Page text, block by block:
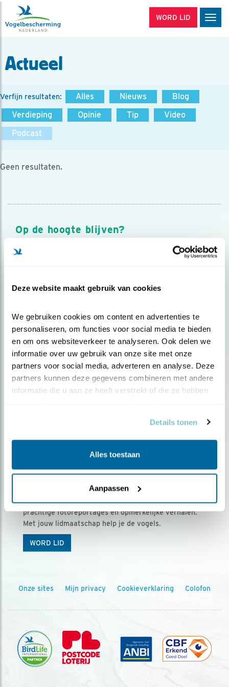
Deze website maakt gebruik van cookies
We gebruiken cookies om content en advertenties te
personaliseren, om functies voor social media te bieden
en om ons websiteverkeer te analyseren. Ook delen we
informatie over uw gebruik van onze site met onze
partners voor social media, adverteren en analyse. Deze
partners kunnen deze gegevens combineren met andere
informatie die u aan ze heeft verstrekt of die ze hebben
Details tonen
Alles toestaan
Aanpassen
WORD LID
Actueel
Verfijn resultaten: Alles Nieuws
Blog
Verdieping
Opinie Tip
Video
Podcast
Geen resultaten.
Op de hoogte blijven?
Meld je aan en ontvang nieuws, inspiratie, acties en tips
over vogels en activiteiten van Vogelbescherming.
Ontvang 5 x Vogels voor € 36,00 per jaar
Vogels is het tijdschrift voor onze leden, met
prachtige fotoreportages en opmerkelijke verhalen.
Met jouw lidmaatschap help je de vogels.
WORD LID
Onze sites Mijn privacy Cookieverklaring Colofon